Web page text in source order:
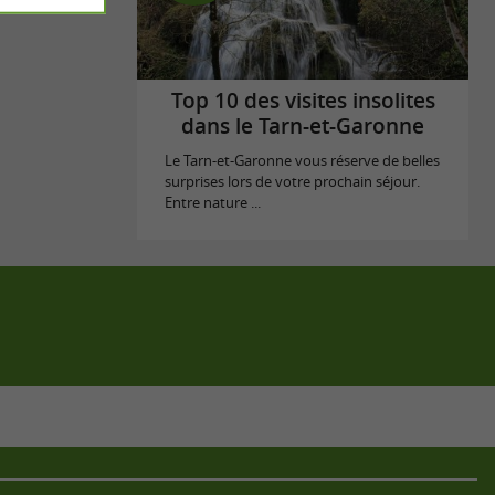
Top 10 des visites insolites
dans le Tarn-et-Garonne
Le Tarn-et-Garonne vous réserve de belles
surprises lors de votre prochain séjour.
Entre nature ...